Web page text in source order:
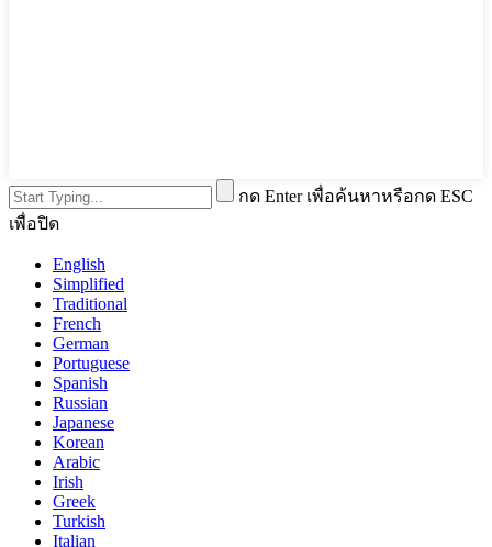
กด Enter เพื่อค้นหาหรือกด ESC
เพื่อปิด
English
Simplified
Traditional
French
German
Portuguese
Spanish
Russian
Japanese
Korean
Arabic
Irish
Greek
Turkish
Italian